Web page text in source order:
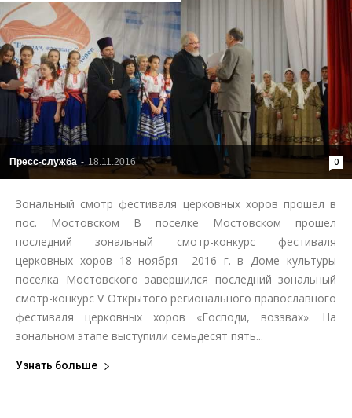
Пресс-служба - 18.11.2016 0
Зональный смотр фестиваля церковных хоров прошел в
пос. Мостовском В поселке Мостовском прошел
последний зональный смотр-конкурс фестиваля
церковных хоров 18 ноября 2016 г. в Доме культуры
поселка Мостовского завершился последний зональный
смотр-конкурс V Открытого регионального православного
фестиваля церковных хоров «Господи, воззвах». На
зональном этапе выступили семьдесят пять...
Узнать больше